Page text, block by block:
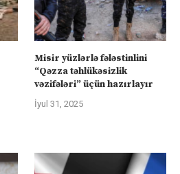
Misir yüzlərlə fələstinlini
“Qəzza təhlükəsizlik
vəzifələri” üçün hazırlayır
İyul 31, 2025